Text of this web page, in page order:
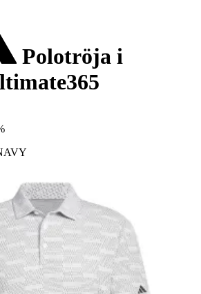
Polotröja i